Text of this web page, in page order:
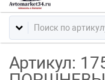
Артикул: